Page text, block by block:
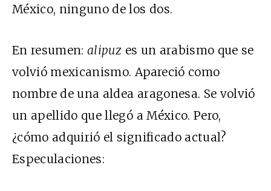
México, ninguno de los dos.
En resumen:alipuz es un arabismo que se
volvió mexicanismo. Apareció como
nombre de una aldea aragonesa. Se volvió
un apellido que llegó a México. Pero,
¿cómo adquirió el significado actual?
Especulaciones: